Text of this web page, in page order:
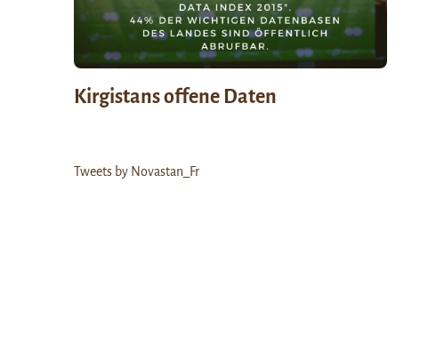
Kirgistans offene Daten
Tweets by Novastan_Fr